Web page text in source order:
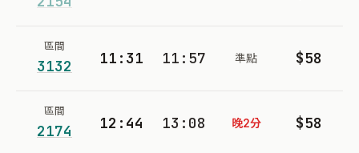
區間
3132 11:31 11:57 準點 $58
區間
2174 12:44 13:08 晚2分 $58